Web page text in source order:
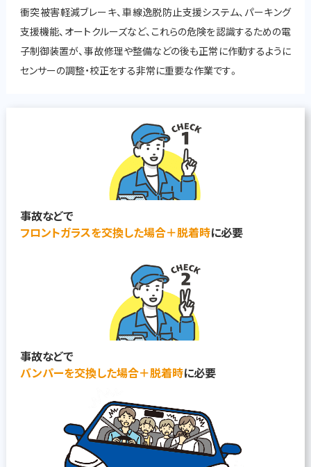
衝突被害軽減ブレーキ、車線逸脱防止支援システム、パーキング
支援機能、オートクルーズなど、これらの危険を認識するための電
子制御装置が、事故修理や整備などの後も正常に作動するように
センサーの調整・校正をする非常に重要な作業です。
事故などで
フロントガラスを交換した場合＋脱着時に必要
事故などで
バンパーを交換した場合＋脱着時に必要